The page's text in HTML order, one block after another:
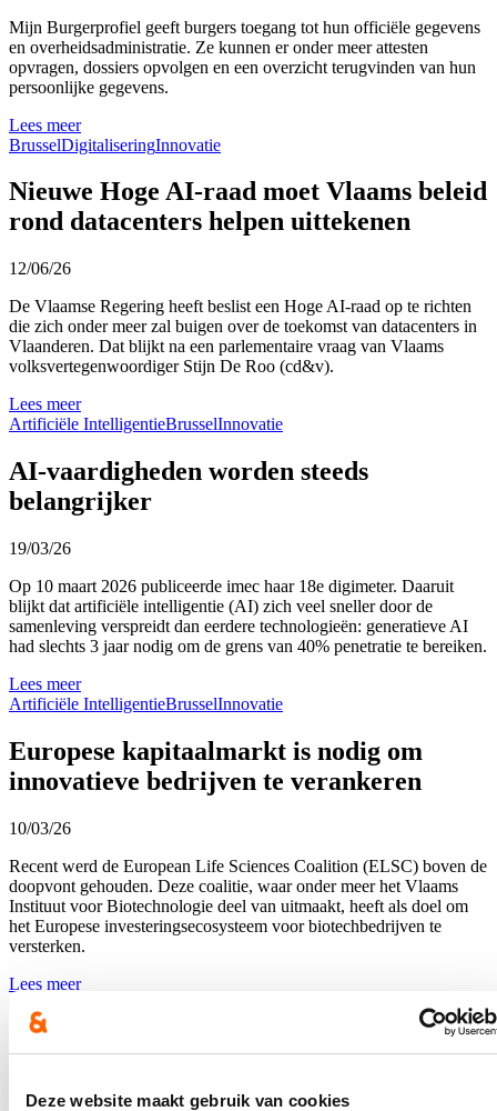
Deze website maakt gebruik van cookies
Mijn Burgerprofiel geeft burgers toegang tot hun officiële gegevens
en overheidsadministratie. Ze kunnen er onder meer attesten
opvragen, dossiers opvolgen en een overzicht terugvinden van hun
persoonlijke gegevens.
Lees meer
BrusselDigitaliseringInnovatie
Nieuwe Hoge AI-raad moet Vlaams beleid
rond datacenters helpen uittekenen
12/06/26
De Vlaamse Regering heeft beslist een Hoge AI-raad op te richten
die zich onder meer zal buigen over de toekomst van datacenters in
Vlaanderen. Dat blijkt na een parlementaire vraag van Vlaams
volksvertegenwoordiger Stijn De Roo (cd&v).
Lees meer
Artificiële IntelligentieBrusselInnovatie
AI-vaardigheden worden steeds
belangrijker
19/03/26
Op 10 maart 2026 publiceerde imec haar 18e digimeter. Daaruit
blijkt dat artificiële intelligentie (AI) zich veel sneller door de
samenleving verspreidt dan eerdere technologieën: generatieve AI
had slechts 3 jaar nodig om de grens van 40% penetratie te bereiken.
Lees meer
Artificiële IntelligentieBrusselInnovatie
Europese kapitaalmarkt is nodig om
innovatieve bedrijven te verankeren
10/03/26
Recent werd de European Life Sciences Coalition (ELSC) boven de
doopvont gehouden. Deze coalitie, waar onder meer het Vlaams
Instituut voor Biotechnologie deel van uitmaakt, heeft als doel om
het Europese investeringsecosysteem voor biotechbedrijven te
versterken.
Lees meer
Vlaamse economie moet zich